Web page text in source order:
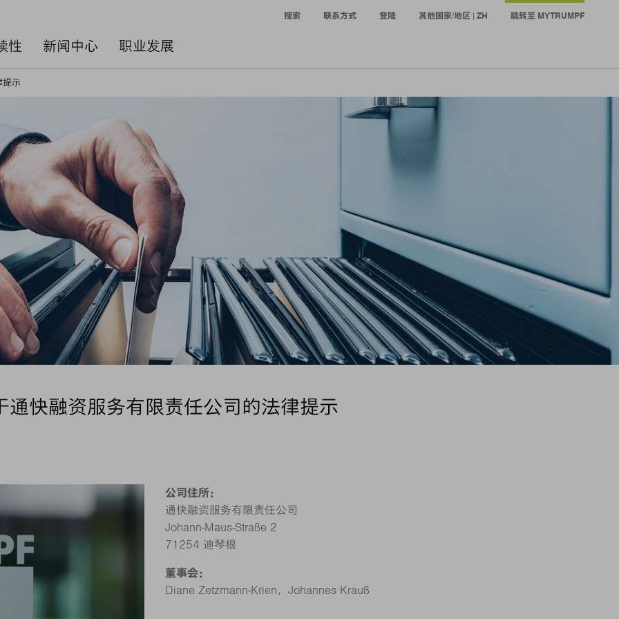
性 新闻中心 职业发展
搜索 联系方式 登陆 其他国家/地区 | ZH 跳转至 MYTRUMPF
提示
通快融资服务有限责任公司的法律提示
公司住所：
通快融资服务有限责任公司
Johann-Maus-Straße 2
71254 迪琴根
董事会：
Diane Zetzmann‑Krien，Johannes Krauß